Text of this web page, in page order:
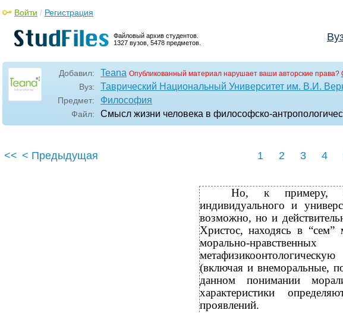
Файловый архив студентов.
1327 вузов, 5478 предметов.
Войти / Регистрация
Добавил: Teana Опубликованный материал нарушает ваши авторские права?
Вуз: Таврический Национальный Университет им. В.И.
Предмет: Философия
Файл: Смысл жизни человека в философско-
<< < Предыдущая 1 2 3 4
Но, к примеру,
индивидуального и
возможно, но и
Христос, находясь в “сем”
морально-
(включая и внеморальные,
данном понимании
характеристики
проявлений.